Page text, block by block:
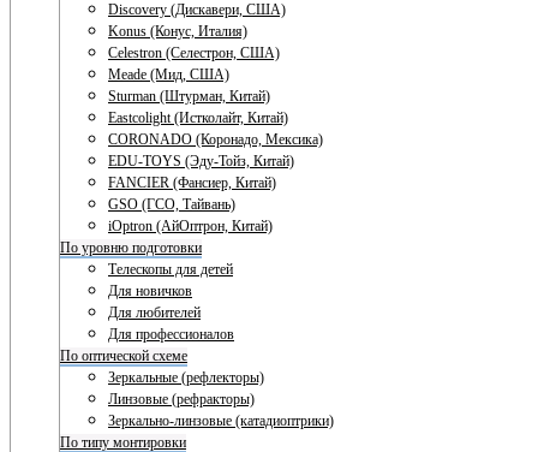
Discovery (Дискавери, США)
Konus (Конус, Италия)
Celestron (Селестрон, США)
Meade (Мид, США)
Sturman (Штурман, Китай)
Eastcolight (Истколайт, Китай)
CORONADO (Коронадо, Мексика)
EDU-TOYS (Эду-Тойз, Китай)
FANCIER (Фансиер, Китай)
GSO (ГСО, Тайвань)
iOptron (АйОптрон, Китай)
По уровню подготовки
Телескопы для детей
Для новичков
Для любителей
Для профессионалов
По оптической схеме
Зеркальные (рефлекторы)
Линзовые (рефракторы)
Зеркально-линзовые (катадиоптрики)
По типу монтировки